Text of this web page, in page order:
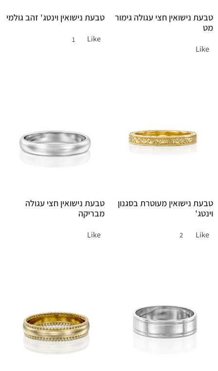
טבעת נישואין חצי עגולה גימור
מט
Like
טבעת נישואין וינטג' זהב גולמי
Like
1
טבעת נישואין מעוטרת בסגנון
וינטג'
Like
2
טבעת נישואין חצי עגולה
מבריקה
Like